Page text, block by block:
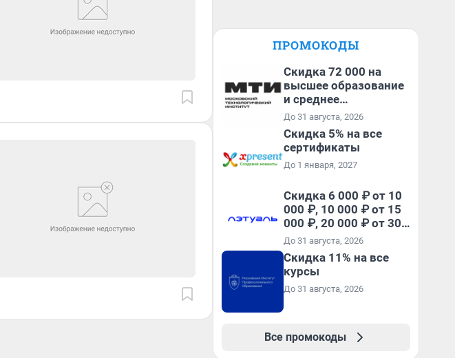
ПРОМОКОДЫ
Скидка 72 000 на
высшее образование
и среднее
специальное
образование в
первый год обучения
До 31 августа, 2026
Скидка 5% на все
сертификаты
До 1 января, 2027
Скидка 6 000 ₽ от 10
000 ₽, 10 000 ₽ от 15
000 ₽, 20 000 ₽ от 30
000 ₽ и 35 000 ₽ от 50
000 ₽ на первый и все
повторные заказы по
промокоду НАБЕРИ
До 31 августа, 2026
Скидка 11% на все
курсы
До 31 августа, 2026
Все промокоды